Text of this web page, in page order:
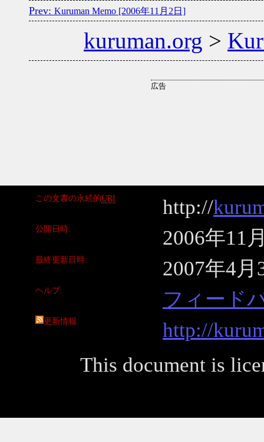
Kuruman Memo [2006年11月2日]
kuruman.org >
この文書の永続的URI http://
公開日時 2006年11
最終更新日時 2007年4
ヘルプ フィード
更新情報
http://
This document is